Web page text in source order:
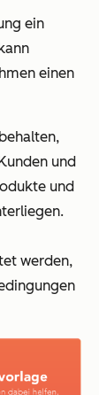
ein
einen
und
und
werden,